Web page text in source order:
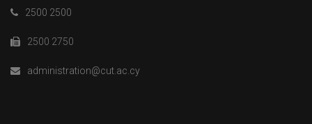
2500 2500
2500 2750
administration@cut.ac.cy